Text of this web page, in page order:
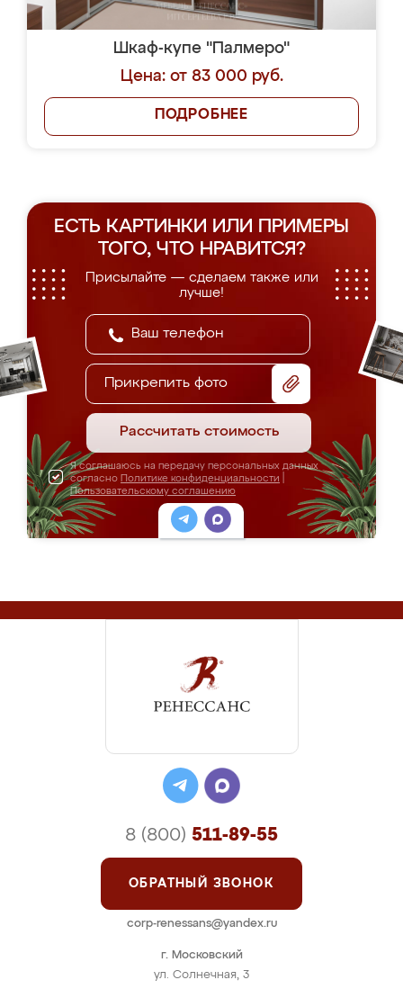
Шкаф-купе "Палмеро"
Цена: от 83 000 руб.
ПОДРОБНЕЕ
ЕСТЬ КАРТИНКИ ИЛИ ПРИМЕРЫ
ТОГО, ЧТО НРАВИТСЯ?
Присылайте — сделаем также или
лучше!
Прикрепить фото
Рассчитать стоимость
Я соглашаюсь на передачу персональных данных
согласно Политике конфиденциальности
Пользовательскому соглашению
г. Московский
ул. Солнечная, 3
8 (800) 511-89-55
ОБРАТНЫЙ ЗВОНОК
corp-renessans@yandex.ru